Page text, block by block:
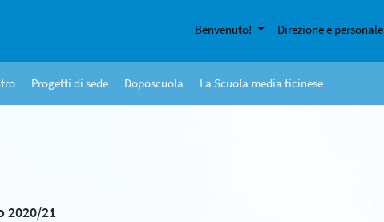
Benvenuto! Direzione e personale
Progetti di sede Doposcuola La Scuola media ticinese
2020/21